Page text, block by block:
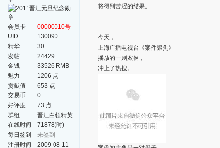
会员卡
00000010号
UID
130090
精华
30
发帖
24429
金钱
33526 RMB
魅力
1206 点
贡献值
653 点
交易币
0
好评度
73 点
群组
晋江白领精英
群
在线时间
71878(时)
每日签到
未签到
注册时间
2009-08-11
将得到苦涩的结果。
今天，
上海广播电视台《案件聚焦》
播放的一则案例，
冲上了热搜。